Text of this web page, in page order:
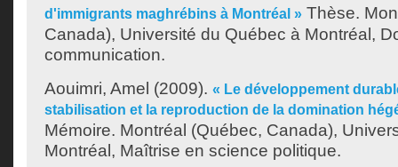
d'immigrants maghrébins à Montréal » Thèse.
Canada), Université du Québec à Montréal,
communication.
Aouimri, Amel (2009). « Le développement
stabilisation et la reproduction de la domination
Mémoire. Montréal (Québec, Canada),
Montréal, Maîtrise en science politique.